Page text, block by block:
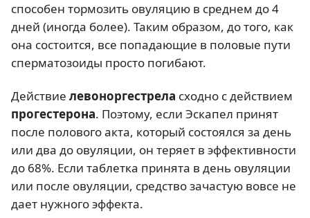
способен тормозить овуляцию в среднем до 4
дней (иногда более). Таким образом, до того, как
она состоится, все попадающие в половые пути
сперматозоиды просто погибают.
Действие левоноргестрела сходно с действием
прогестерона. Поэтому, если Эскапел принят
после полового акта, который состоялся за день
или два до овуляции, он теряет в эффективности
до 68%. Если таблетка принята в день овуляции
или после овуляции, средство зачастую вовсе не
дает нужного эффекта.